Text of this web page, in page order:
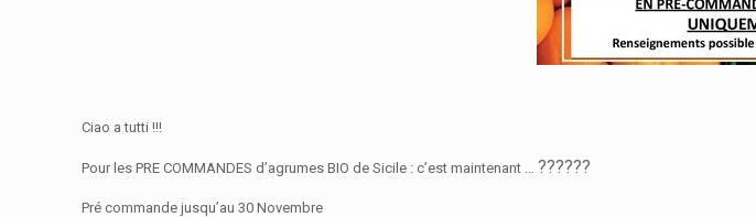
Ciao a tutti !!!
Pour les PRE COMMANDES d’agrumes BIO de Sicile : c’est maintenant …??????
Pré commande jusqu’au 30 Novembre